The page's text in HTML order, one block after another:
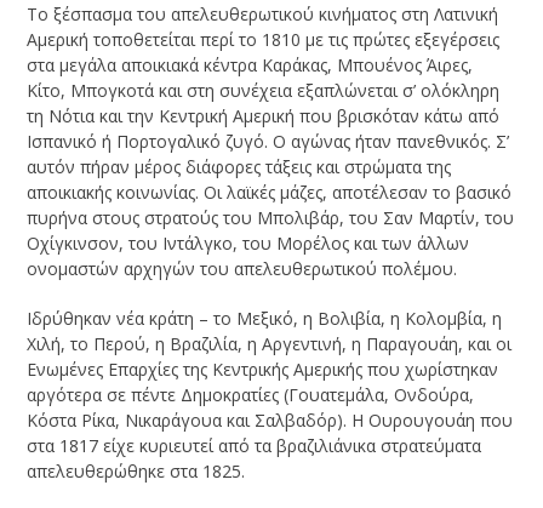
Το ξέσπασμα του απελευθερωτικού κινήματος στη Λατινική
Αμερική τοποθετείται περί το 1810 με τις πρώτες εξεγέρσεις
στα μεγάλα αποικιακά κέντρα Καράκας, Μπουένος Άιρες,
Κίτο, Μπογκοτά και στη συνέχεια εξαπλώνεται σ’ ολόκληρη
τη Νότια και την Κεντρική Αμερική που βρισκόταν κάτω από
Ισπανικό ή Πορτογαλικό ζυγό. Ο αγώνας ήταν πανεθνικός. Σ’
αυτόν πήραν μέρος διάφορες τάξεις και στρώματα της
αποικιακής κοινωνίας. Οι λαϊκές μάζες, αποτέλεσαν το βασικό
πυρήνα στους στρατούς του Μπολιβάρ, του Σαν Μαρτίν, του
Οχίγκινσον, του Ιντάλγκο, του Μορέλος και των άλλων
ονομαστών αρχηγών του απελευθερωτικού πολέμου.
Ιδρύθηκαν νέα κράτη – το Μεξικό, η Βολιβία, η Κολομβία, η
Χιλή, το Περού, η Βραζιλία, η Αργεντινή, η Παραγουάη, και οι
Ενωμένες Επαρχίες της Κεντρικής Αμερικής που χωρίστηκαν
αργότερα σε πέντε Δημοκρατίες (Γουατεμάλα, Ονδούρα,
Κόστα Ρίκα, Νικαράγουα και Σαλβαδόρ). Η Ουρουγουάη που
στα 1817 είχε κυριευτεί από τα βραζιλιάνικα στρατεύματα
απελευθερώθηκε στα 1825.